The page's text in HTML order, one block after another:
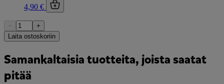
4,90 €
−
+
Laita ostoskoriin
Samankaltaisia tuotteita, joista saatat
pitää